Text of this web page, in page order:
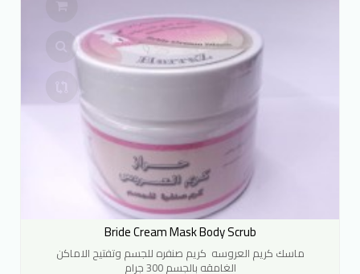
Bride Cream Mask Body Scrub
ماسك كريم العروسه كريم صنفره للجسم وتفتيح الاماكن
الغامقه بالجسم 300 جرام